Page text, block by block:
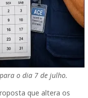
o dia 7 de julho.
que altera os